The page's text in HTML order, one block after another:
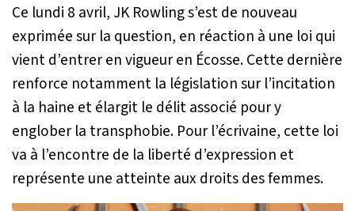
Ce lundi 8 avril, JK Rowling s’est de nouveau
exprimée sur la question, en réaction à une loi qui
vient d’entrer en vigueur en Écosse. Cette dernière
renforce notamment la législation sur l’incitation
à la haine et élargit le délit associé pour y
englober la transphobie. Pour l’écrivaine, cette loi
va à l’encontre de la liberté d’expression et
représente une atteinte aux droits des femmes.